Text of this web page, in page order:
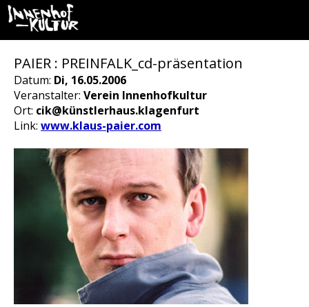
PAIER : PREINFALK_cd-präsentation
Datum: Di, 16.05.2006
Veranstalter: Verein Innenhofkultur
Ort: cik@künstlerhaus.klagenfurt
Link: www.klaus-paier.com